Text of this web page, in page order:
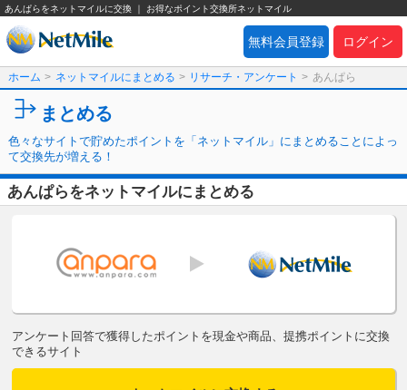
あんぱらをネットマイルに交換 ｜ お得なポイント交換所ネットマイル
ログイン
無料会員登録
ホーム > ネットマイルにまとめる > リサーチ・アンケート > あんぱら
まとめる
色々なサイトで貯めたポイントを「ネットマイル」にまとめることによっ
て交換先が増える！
あんぱらをネットマイルにまとめる
アンケート回答で獲得したポイントを現金や商品、提携ポイントに交換
できるサイト